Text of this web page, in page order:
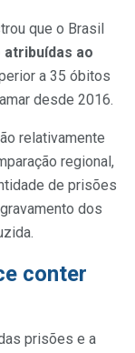
que o Brasil
ao
a 35 óbitos
desde 2016.
relativamente
regional,
de prisões
dos
conter
prisões e a